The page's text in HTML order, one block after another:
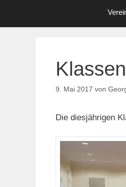
9. Mai 2017 von
Die diesjährigen